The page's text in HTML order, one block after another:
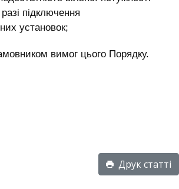
підключення
установок;
вимог цього Порядку.
Друк статті